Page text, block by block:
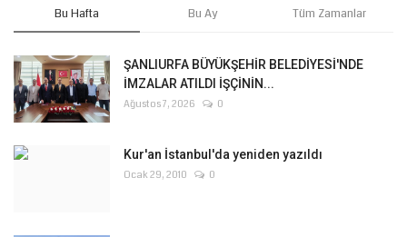
Bu Hafta Bu Ay Tüm Zamanlar
ŞANLIURFA BÜYÜKŞEHİR BELEDİYESİ'NDE
İMZALAR ATILDI İŞÇİNİN...
Ağustos 7, 2026 0
Kur'an İstanbul'da yeniden yazıldı
Ocak 29, 2010 0